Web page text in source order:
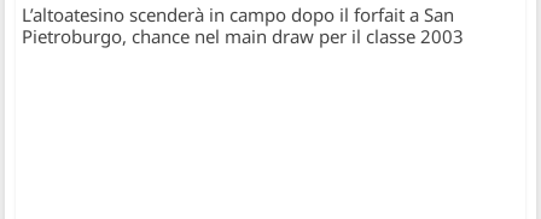
L’altoatesino scenderà in campo dopo il forfait a San
Pietroburgo, chance nel main draw per il classe 2003